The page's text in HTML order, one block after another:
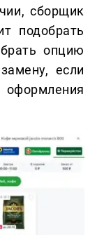
сборщик
подобрать
опцию
если
оформления